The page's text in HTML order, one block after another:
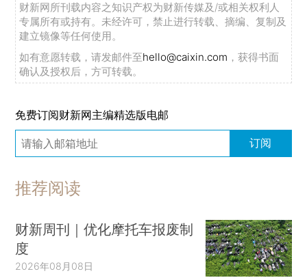
财新网所刊载内容之知识产权为财新传媒及/或相关权利人
专属所有或持有。未经许可，禁止进行转载、摘编、复制及
建立镜像等任何使用。
如有意愿转载，请发邮件至hello@caixin.com ，获得书面
确认及授权后，方可转载。
免费订阅财新网主编精选版电邮
订阅
推荐阅读
财新周刊｜优化摩托车报废制
度
2026年08月08日